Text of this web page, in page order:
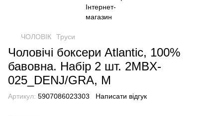
ЧОЛОВІК Труси
Чоловічі боксери Atlantic, 100%
бавовна. Набір 2 шт. 2MBX-
025_DENJ/GRA, M
Артикул: 5907086023303 Написати відгук